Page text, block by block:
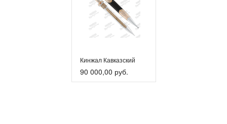
Кинжал Кавказский
90 000,00 руб.